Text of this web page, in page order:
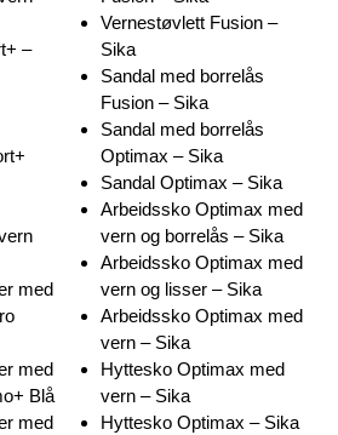
–
med
med
Blå
med
Vernestøvlett Fusion –
Sika
Sandal med borrelås
Fusion – Sika
Sandal med borrelås
Optimax – Sika
Sandal Optimax – Sika
Arbeidssko Optimax med
vern og borrelås – Sika
Arbeidssko Optimax med
vern og lisser – Sika
Arbeidssko Optimax med
vern – Sika
Hyttesko Optimax med
vern – Sika
Hyttesko Optimax – Sika